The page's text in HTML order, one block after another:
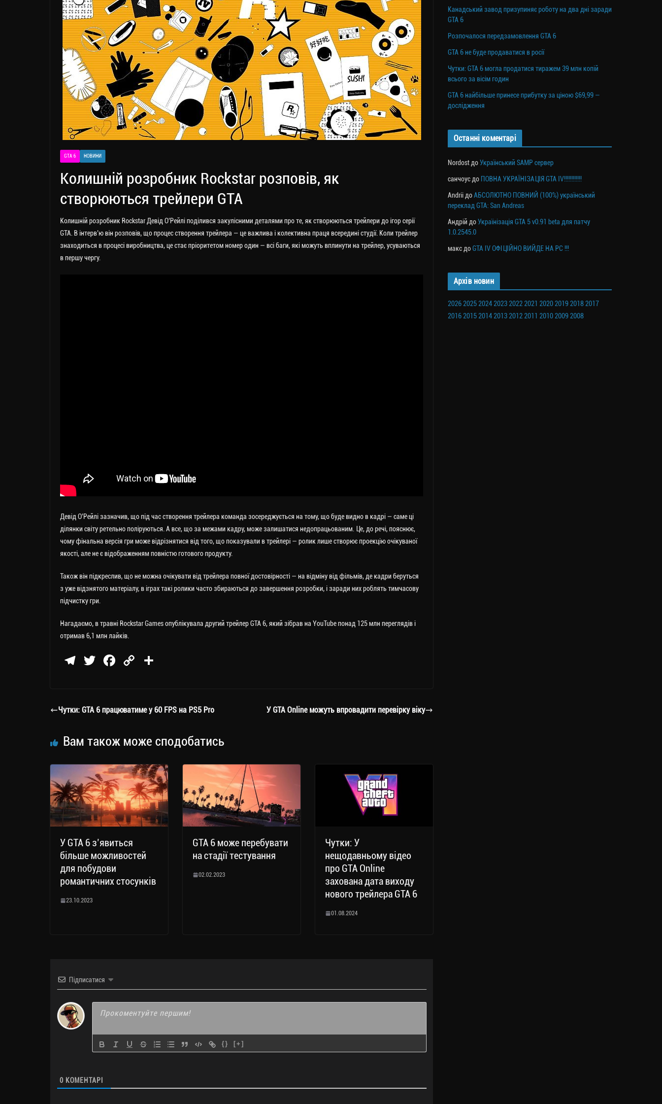
GTA 6 НОВИНИ
Колишній розробник Rockstar розповів, як
створюються трейлери GTA
Колишній розробник Rockstar Девід О’Рейлі поділився закулісними деталями про те, як створюються трейлери до ігор серії
GTA. В інтерв’ю він розповів, що процес створення трейлера — це важлива і колективна праця всередині студії. Коли трейлер
знаходиться в процесі виробництва, це стає пріоритетом номер один — всі баги, які можуть вплинути на трейлер, усуваються
в першу чергу.
Девід О’Рейлі зазначив, що під час створення трейлера команда зосереджується на тому, що буде видно в кадрі — саме ці
ділянки світу ретельно поліруються. А все, що за межами кадру, може залишатися недопрацьованим. Це, до речі, пояснює,
чому фінальна версія гри може відрізнятися від того, що показували в трейлері — ролик лише створює проекцію очікуваної
якості, але не є відображенням повністю готового продукту.
Також він підкреслив, що не можна очікувати від трейлера повної достовірності — на відміну від фільмів, де кадри беруться
з уже відзнятого матеріалу, в іграх такі ролики часто збираються до завершення розробки, і заради них роблять тимчасову
підчистку гри.
Нагадаємо, в травні Rockstar Games опублікувала другий трейлер GTA 6, який зібрав на YouTube понад 125 млн переглядів і
отримав 6,1 млн лайків.
Te
a
T
er
Fa
ok
C
Li ли
ся
Чутки: GTA 6 працюватиме у 60 FPS на PS5 Pro У GTA Online можуть впровадити перевірку віку
Вам також може сподобатись
У GTA 6 з’явиться
більше можливостей
для побудови
романтичних стосунків
23.10.2023
GTA 6 може перебувати
на стадії тестування
02.02.2023
Чутки: У
нещодавньому відео
про GTA Online
захована дата виходу
нового трейлера GTA 6
01.08.2024
Підписатися
{} [+]
0 КОМЕНТАРІ
Канадський завод призупиняє роботу на два дні заради
GTA 6
Розпочалося передзамовлення GTA 6
GTA 6 не буде продаватися в росії
Чутки: GTA 6 могла продатися тиражем 39 млн копій
всього за вісім годин
GTA 6 найбільше принесе прибутку за ціною $69,99 —
дослідження
Останні коментарі
Nordost доУкраїнський SAMP сервер
санчоус до ПОВНА УКРАЇНІЗАЦІЯ GTA IV!!!!!!!!!!!!
Andrii доАБСОЛЮТНО ПОВНИЙ (100%) український
переклад GTA: San Andreas
Андрій доУкраїнізація GTA 5 v0.91 beta для патчу
1.0.2545.0
макс доGTA IV ОФІЦІЙНО ВИЙДЕ НА PC !!!
Архів новин
202620252024202320222021 2020201920182017
201620152014201320122011 201020092008